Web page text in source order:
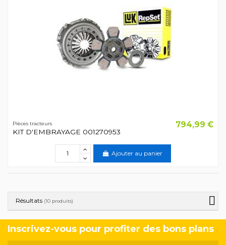
Pièces tracteurs
KIT D'EMBRAYAGE 001270953
794,99 €
Ajouter au panier
Résultats (10 produits)
Inscrivez-vous pour profiter des bons plans